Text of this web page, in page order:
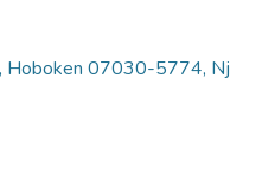
Hoboken 07030-5774, Nj